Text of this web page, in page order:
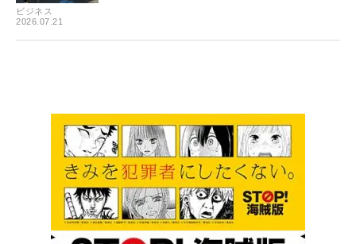
ビジネス
2026.07.21